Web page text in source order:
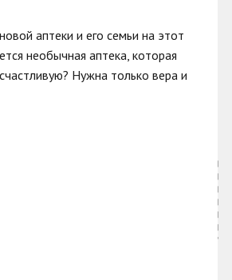
аптеки и его семьи на этот
необычная аптека, которая
Нужна только вера и